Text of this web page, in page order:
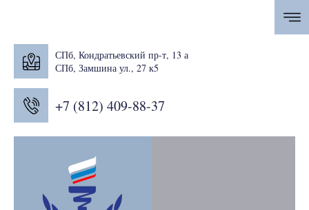
СПб, Кондратьевский пр-т, 13 а
СПб, Замшина ул., 27 к5
+7 (812) 409-88-37